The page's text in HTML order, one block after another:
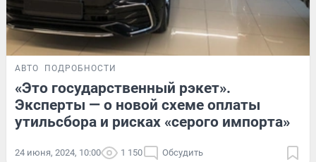
АВТО ПОДРОБНОСТИ
«Это государственный рэкет».
Эксперты — о новой схеме оплаты
утильсбора и рисках «серого импорта»
24 июня, 2024, 10:00 1 150 Обсудить